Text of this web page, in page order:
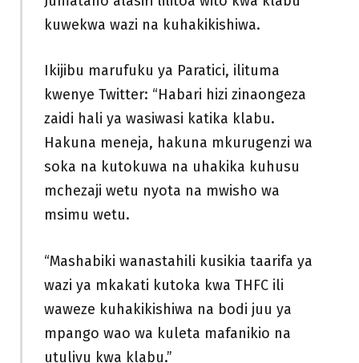
kuwekwa wazi na kuhakikishiwa.
Ikijibu marufuku ya Paratici, ilituma
kwenye Twitter: “Habari hizi zinaongeza
zaidi hali ya wasiwasi katika klabu.
Hakuna meneja, hakuna mkurugenzi wa
soka na kutokuwa na uhakika kuhusu
mchezaji wetu nyota na mwisho wa
msimu wetu.
“Mashabiki wanastahili kusikia taarifa ya
wazi ya mkakati kutoka kwa THFC ili
waweze kuhakikishiwa na bodi juu ya
mpango wao wa kuleta mafanikio na
utulivu kwa klabu.”